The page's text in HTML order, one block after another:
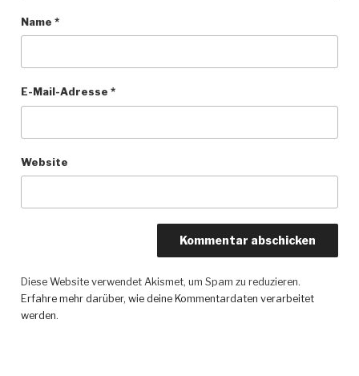
Name *
E-Mail-Adresse *
Website
Diese Website verwendet Akismet, um Spam zu reduzieren.
Erfahre mehr darüber, wie deine Kommentardaten verarbeitet
werden.